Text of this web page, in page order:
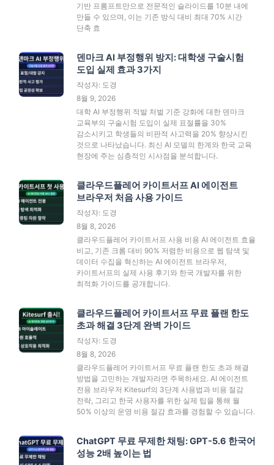
기반 프롬프트만으로 전문적인 슬라이드를 10분 내에
만들 수 있으며, 이는 기존 방식 대비 최대 70% 시간
단축 효
덴마크 AI 부정행위 방지: 대학생 구술시험
도입 실제 효과 3가지
작성자: 도경
8월 9, 2026
대학 AI 부정행위 적발 처벌 기준 강화에 대한 덴마크
교육부의 구술시험 도입이 실제 표절률을 30%
감소시키고 학생들의 비판적 사고력을 20% 향상시킨
것으로 나타났습니다. 최신 AI 모델의 한계와 한국 교육
현장에 주는 심층적인 시사점을 분석합니다.
클라우드플레어 카이트서프 AI 에이전트
브라우저 처음 사용 가이드
작성자: 도경
8월 8, 2026
클라우드플레어 카이트서프 사용 비용 AI 에이전트 효율
비교, 기존 크롬 대비 90% 저렴한 비용으로 웹 탐색 및
데이터 수집을 혁신하는 AI 에이전트 브라우저,
카이트서프의 실제 사용 후기와 한국 개발자를 위한
최적화 가이드를 공개합니다.
클라우드플레어 카이트서프 무료 플랜 한도
초과 해결 3단계 완벽 가이드
작성자: 도경
8월 8, 2026
클라우드플레어 카이트서프 무료 플랜 한도 초과 해결
방법을 고민하는 개발자라면 주목하세요. AI 에이전트
전용 브라우저 Kitesurf의 3단계 사용법과 비용 절감
전략, 그리고 한국 사용자를 위한 실제 팁을 통해 월
50% 이상의 운영 비용 절감 효과를 경험할 수 있습니다.
ChatGPT 무료 무제한 채팅: GPT-5.6 한국어
성능 2배 높이는 법